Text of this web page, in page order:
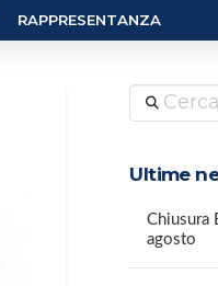
RAPPRESENTANZA
Cerca
Ultime
Chiusura
agosto